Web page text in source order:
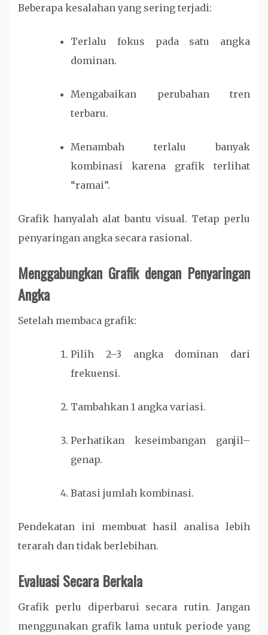
Beberapa kesalahan yang sering terjadi:
Terlalu fokus pada satu angka
dominan.
Mengabaikan perubahan tren
terbaru.
Menambah terlalu banyak
kombinasi karena grafik terlihat
“ramai”.
Grafik hanyalah alat bantu visual. Tetap perlu
penyaringan angka secara rasional.
Menggabungkan Grafik dengan Penyaringan
Angka
Setelah membaca grafik:
Pilih 2–3 angka dominan dari
frekuensi.
Tambahkan 1 angka variasi.
Perhatikan keseimbangan ganjil–
genap.
Batasi jumlah kombinasi.
Pendekatan ini membuat hasil analisa lebih
terarah dan tidak berlebihan.
Evaluasi Secara Berkala
Grafik perlu diperbarui secara rutin. Jangan
menggunakan grafik lama untuk periode yang